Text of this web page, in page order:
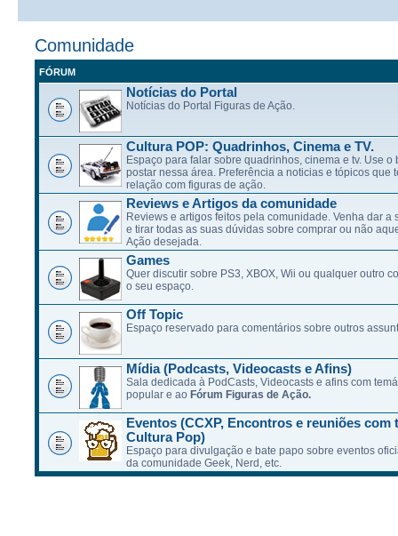
Comunidade
FÓRUM
Notícias do Portal
Notícias do Portal Figuras de Ação.
Cultura POP: Quadrinhos, Cinema e TV.
Espaço para falar sobre quadrinhos, cinema e tv. Use o
postar nessa área. Preferência a noticias e tópicos que
relação com figuras de ação.
Reviews e Artigos da comunidade
Reviews e artigos feitos pela comunidade. Venha dar a
e tirar todas as suas dúvidas sobre comprar ou não
Ação desejada.
Games
Quer discutir sobre PS3, XBOX, Wii ou qualquer outro
o seu espaço.
Off Topic
Espaço reservado para comentários sobre outros
Mídia (Podcasts, Videocasts e Afins)
Sala dedicada à PodCasts, Videocasts e afins com
popular e ao Fórum Figuras de Ação.
Eventos (CCXP, Encontros e reuniões com
Cultura Pop)
Espaço para divulgação e bate papo sobre eventos
da comunidade Geek, Nerd, etc.